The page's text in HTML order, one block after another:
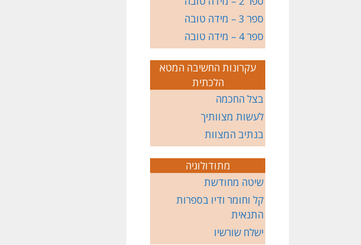
ספר 3 – מידה טובה
ספר 4 – מידה טובה
עקרונות החשיבה המטא
הלכתית
בצל החכמה
לעשות מצוותיך
בנתיב המצוות
מתודולוגיה
שיטה מחודשת
קל וחומר ודיו בספרות
התנאית
ישלח שורשיו